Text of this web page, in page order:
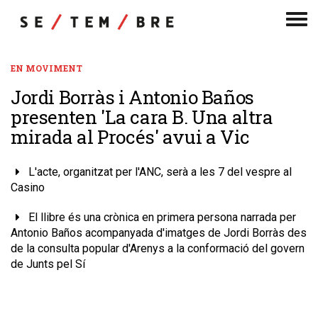
EN MOVIMENT
Jordi Borràs i Antonio Baños
presenten 'La cara B. Una altra
mirada al Procés' avui a Vic
L'acte, organitzat per l'ANC, serà a les 7 del vespre al
Casino
El llibre és una crònica en primera persona narrada per
Antonio Baños acompanyada d'imatges de Jordi Borràs des
de la consulta popular d'Arenys a la conformació del govern
de Junts pel Sí